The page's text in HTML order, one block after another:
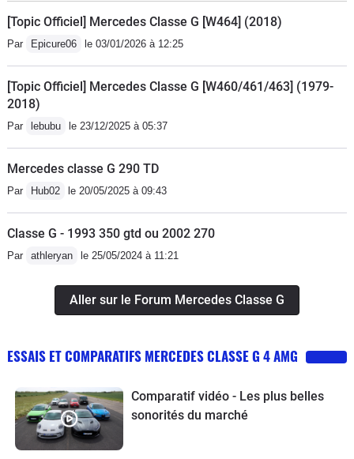
[Topic Officiel] Mercedes Classe G [W464] (2018)
Par Epicure06 le 03/01/2026 à 12:25
[Topic Officiel] Mercedes Classe G [W460/461/463] (1979-
2018)
Par lebubu le 23/12/2025 à 05:37
Mercedes classe G 290 TD
Par Hub02 le 20/05/2025 à 09:43
Classe G - 1993 350 gtd ou 2002 270
Par athleryan le 25/05/2024 à 11:21
Aller sur le Forum Mercedes Classe G
ESSAIS ET COMPARATIFS MERCEDES CLASSE G 4 AMG
Comparatif vidéo - Les plus belles
sonorités du marché